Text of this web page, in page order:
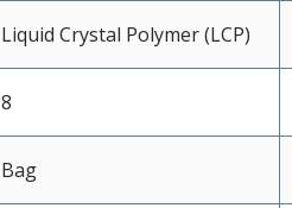
Liquid Crystal Polymer (LCP)
8
Bag